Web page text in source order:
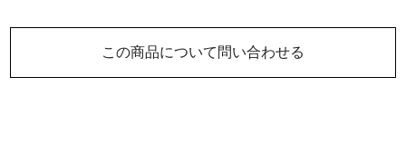
この商品について問い合わせる